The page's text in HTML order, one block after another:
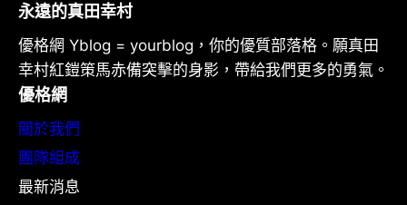
永遠的真田幸村
優格網 Yblog = yourblog，你的優質部落格。願真田
幸村紅鎧策馬赤備突擊的身影，帶給我們更多的勇氣。
優格網
關於我們
團隊組成
最新消息